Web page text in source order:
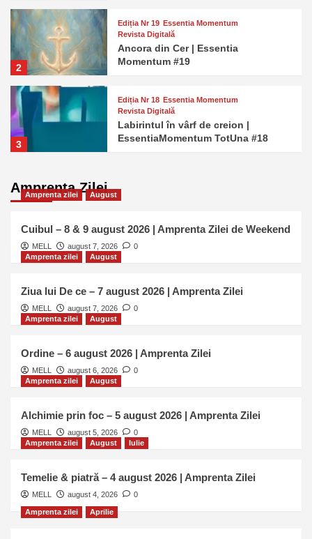
2
Ediția Nr 19 Essentia Momentum
Revista Digitală
Ancora din Cer | Essentia
Momentum #19
3
Ediția Nr 18 Essentia Momentum
Revista Digitală
Labirintul în vârf de creion |
EssentiaMomentum TotUna #18
5
Ediția Nr 16
Revista Digitală
| Essentia Momentum TotUna 16
1
Uniforma și Maestrul | Essentia
Momentum #20
2
Revista Digitală
Ancora din Cer | Essentia
Momentum #19
Ediția Nr 18 Essentia Momentum
Revista Digitală
Amprenta Zilei
Amprenta zilei August
Cuibul – 8 & 9 august 2026 | Amprenta Zilei de Weekend
MELL august 7, 2026
0
Amprenta zilei
August
Ziua lui De ce – 7 august 2026 | Amprenta Zilei
MELL august 7, 2026
0
Amprenta zilei
August
Ordine – 6 august 2026 | Amprenta Zilei
MELL august 6, 2026
0
Amprenta zilei
August
Alchimie prin foc – 5 august 2026 | Amprenta Zilei
MELL august 5, 2026
0
Amprenta zilei
August Iulie
Temelie & piatră – 4 august 2026 | Amprenta Zilei
MELL august 4, 2026 0
Amprenta zilei Aprilie